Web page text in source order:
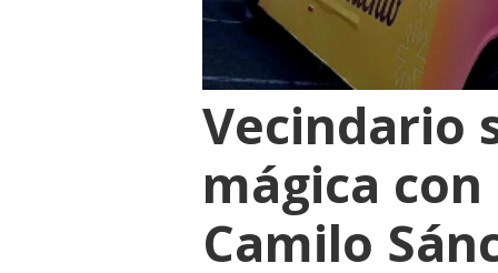
Vecindario
mágica
Camilo